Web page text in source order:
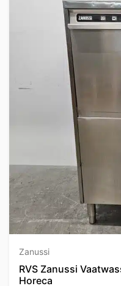
Zanussi
RVS Zanussi
Horeca